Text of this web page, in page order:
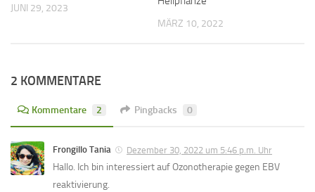
JUNI 29, 2023
MÄRZ 10, 2022
2 KOMMENTARE
Kommentare 2 Pingbacks 0
Frongillo Tania Dezember 30, 2022 um 5:46 p.m. Uhr
Hallo. Ich bin interessiert auf Ozonotherapie gegen EBV
reaktivierung.